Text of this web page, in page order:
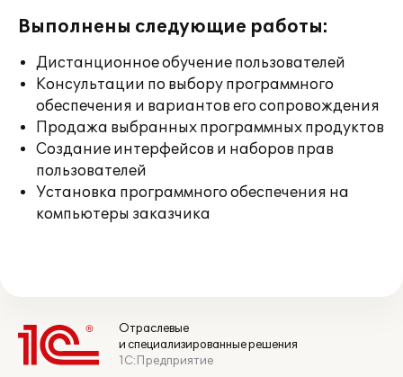
Выполнены следующие работы:
Дистанционное обучение пользователей
Консультации по выбору программного
обеспечения и вариантов его сопровождения
Продажа выбранных программных продуктов
Создание интерфейсов и наборов прав
пользователей
Установка программного обеспечения на
компьютеры заказчика
Отраслевые
и специализированные решения
1С:Предприятие